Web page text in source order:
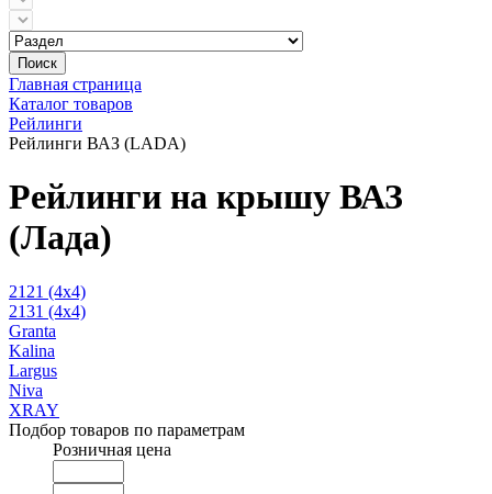
Поиск
Главная страница
Каталог товаров
Рейлинги
Рейлинги ВАЗ (LADA)
Рейлинги на крышу ВАЗ
(Лада)
2121 (4x4)
2131 (4x4)
Granta
Kalina
Largus
Niva
XRAY
Подбор товаров по параметрам
Розничная цена